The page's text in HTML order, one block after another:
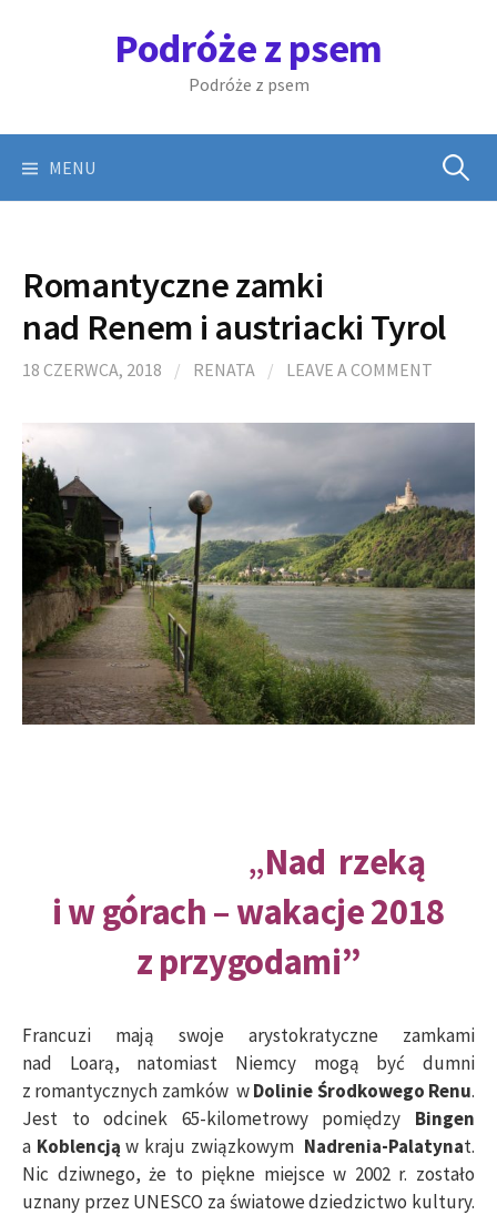
Podróże z psem
Podróże z psem
MENU Szukaj:
Romantyczne zamki
nad Renem i austriacki Tyrol
18 CZERWCA, 2018 / RENATA / LEAVE A COMMENT
„Nad rzeką
i w górach – wakacje 2018
z przygodami”
Francuzi mają swoje arystokratyczne zamkami
nad Loarą, natomiast Niemcy mogą być dumni
z romantycznych zamków wDolinie Środkowego Renu.
Jest to odcinek 65-kilometrowy pomiędzy Bingen
a Koblencją w kraju związkowym Nadrenia-Palatynat.
Nic dziwnego, że to piękne miejsce w 2002 r. zostało
uznany przez UNESCO za światowe dziedzictwo kultury.